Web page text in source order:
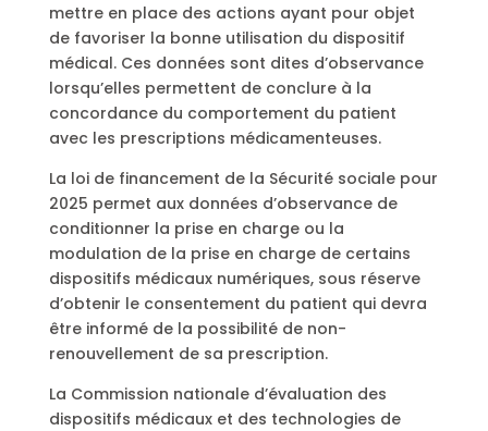
mettre en place des actions ayant pour objet
de favoriser la bonne utilisation du dispositif
médical. Ces données sont dites d’observance
lorsqu’elles permettent de conclure à la
concordance du comportement du patient
avec les prescriptions médicamenteuses.
La loi de financement de la Sécurité sociale pour
2025 permet aux données d’observance de
conditionner la prise en charge ou la
modulation de la prise en charge de certains
dispositifs médicaux numériques, sous réserve
d’obtenir le consentement du patient qui devra
être informé de la possibilité de non-
renouvellement de sa prescription.
La Commission nationale d’évaluation des
dispositifs médicaux et des technologies de